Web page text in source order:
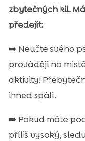
zbytečných kil.
předejít:
➡️ Neučte svého
provádějí na
aktivity!
ihned spálí.
➡️ Pokud máte
příliš vysoký,